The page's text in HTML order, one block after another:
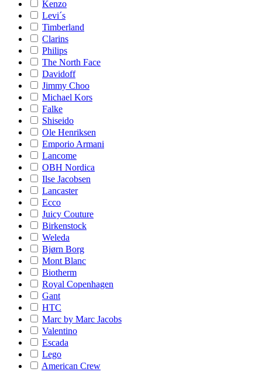
Kenzo
Levi´s
Timberland
Clarins
Philips
The North Face
Davidoff
Jimmy Choo
Michael Kors
Falke
Shiseido
Ole Henriksen
Emporio Armani
Lancome
OBH Nordica
Ilse Jacobsen
Lancaster
Ecco
Juicy Couture
Birkenstock
Weleda
Bjørn Borg
Mont Blanc
Biotherm
Royal Copenhagen
Gant
HTC
Marc by Marc Jacobs
Valentino
Escada
Lego
American Crew